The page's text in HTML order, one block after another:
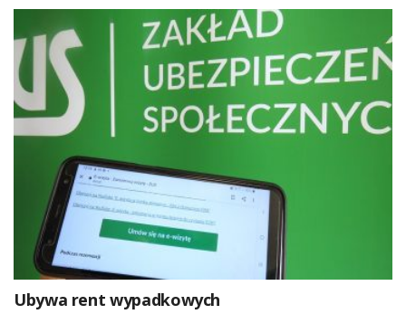
Ubywa rent wypadkowych